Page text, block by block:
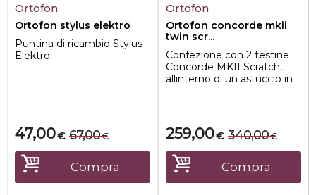
Ortofon
Ortofon stylus elektro
Puntina di ricambio Stylus
Elektro.
€
47,00 €
67,00
Compra
Ortofon
Ortofon concorde mkii
twin scr...
Confezione con 2 testine
Concorde MKII Scratch,
allinterno di un astuccio in
€
259,00 €
340,00
Compra